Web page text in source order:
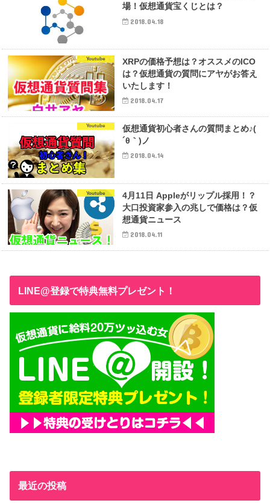
場！仮想通貨宝くじとは？
2018.04.18
Youtube
XRPの価格予想は？オススメのICO
は？仮想通貨の質問にアヤがお答え
いたします！
2018.04.17
Youtube
仮想通貨初心者さんの質問まとめ♪(
´θ｀)ノ
2018.04.14
Youtube
4月11日 Appleがリップル採用！？
大口投資家参入の兆しで価格は？仮
想通貨ニュース
2018.04.11
LINE@登録で特典無料プレゼント！
最近の投稿